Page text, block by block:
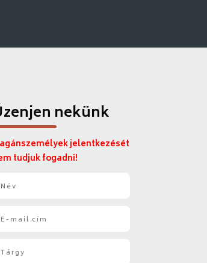
nekünk
jelentkezését
tudjuk fogadni!